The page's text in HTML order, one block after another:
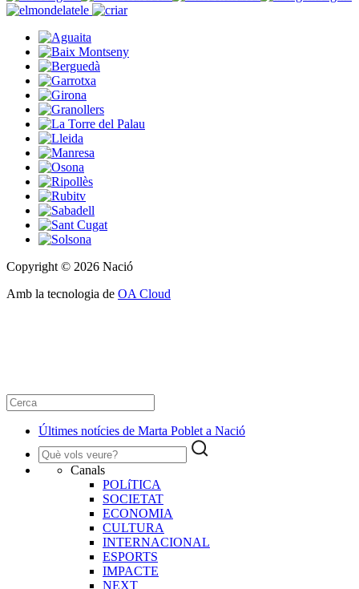
Copyright © 2026 Nació
Amb la tecnologia de OA Cloud
Últimes notícies de Marta Poblet a Nació
Canals
POLíTICA
SOCIETAT
ECONOMIA
CULTURA
INTERNACIONAL
ESPORTS
IMPACTE
NEXT